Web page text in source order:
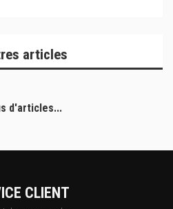
articles
d'articles...
CLIENT